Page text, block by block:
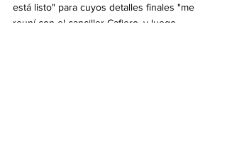
está listo" para cuyos detalles finales "me
reuní con el canciller Cafiero, y luego